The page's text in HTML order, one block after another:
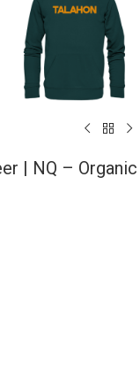
| NQ – Organic